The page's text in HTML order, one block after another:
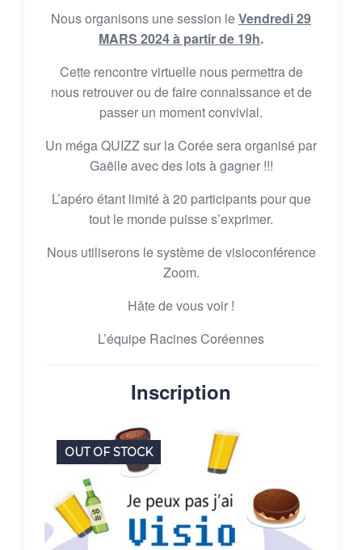
Nous organisons une session leVendredi 29
MARS 2024 à partir de 19h.
Cette rencontre virtuelle nous permettra de
nous retrouver ou de faire connaissance et de
passer un moment convivial.
Un méga QUIZZ sur la Corée sera organisé par
Gaëlle avec des lots à gagner !!!
L’apéro étant limité à 20 participants pour que
tout le monde puisse s’exprimer.
Nous utiliserons le système de visioconférence
Zoom.
Hâte de vous voir !
L’équipe Racines Coréennes
Inscription
OUT OF STOCK